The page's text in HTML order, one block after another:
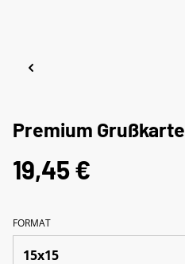
Premium Grußkarte
19,45 €
FORMAT